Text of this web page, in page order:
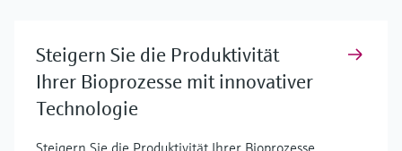
Steigern Sie die Produktivität
Ihrer Bioprozesse mit innovativer
Technologie